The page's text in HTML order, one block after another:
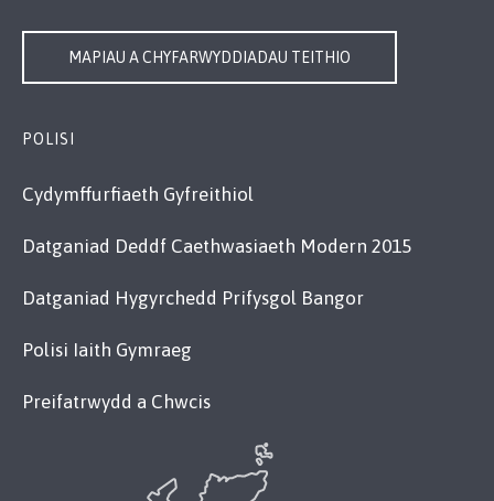
MAPIAU A CHYFARWYDDIADAU TEITHIO
POLISI
Cydymffurfiaeth Gyfreithiol
Datganiad Deddf Caethwasiaeth Modern 2015
Datganiad Hygyrchedd Prifysgol Bangor
Polisi Iaith Gymraeg
Preifatrwydd a Chwcis